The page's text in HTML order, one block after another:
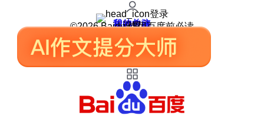
登录
我的关注
我的收藏
皮肤中心
用户反馈
设置
©2026 Baidu 使用百度前必读